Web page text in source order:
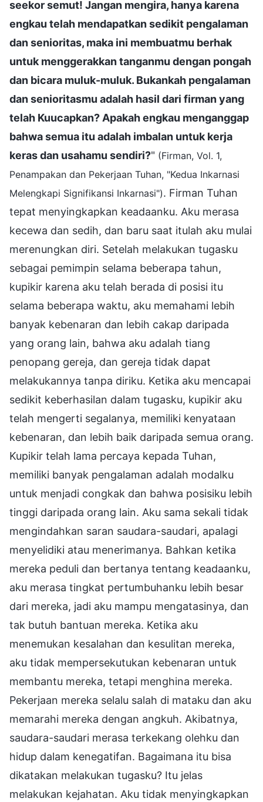
seekor semut! Jangan mengira, hanya karena
engkau telah mendapatkan sedikit pengalaman
dan senioritas, maka ini membuatmu berhak
untuk menggerakkan tanganmu dengan pongah
dan bicara muluk-muluk. Bukankah pengalaman
dan senioritasmu adalah hasil dari firman yang
telah Kuucapkan? Apakah engkau menganggap
bahwa semua itu adalah imbalan untuk kerja
keras dan usahamu sendiri?" (Firman, Vol. 1,
Penampakan dan Pekerjaan Tuhan, "Kedua Inkarnasi
Melengkapi Signifikansi Inkarnasi"). Firman Tuhan
tepat menyingkapkan keadaanku. Aku merasa
kecewa dan sedih, dan baru saat itulah aku mulai
merenungkan diri. Setelah melakukan tugasku
sebagai pemimpin selama beberapa tahun,
kupikir karena aku telah berada di posisi itu
selama beberapa waktu, aku memahami lebih
banyak kebenaran dan lebih cakap daripada
yang orang lain, bahwa aku adalah tiang
penopang gereja, dan gereja tidak dapat
melakukannya tanpa diriku. Ketika aku mencapai
sedikit keberhasilan dalam tugasku, kupikir aku
telah mengerti segalanya, memiliki kenyataan
kebenaran, dan lebih baik daripada semua orang.
Kupikir telah lama percaya kepada Tuhan,
memiliki banyak pengalaman adalah modalku
untuk menjadi congkak dan bahwa posisiku lebih
tinggi daripada orang lain. Aku sama sekali tidak
mengindahkan saran saudara-saudari, apalagi
menyelidiki atau menerimanya. Bahkan ketika
mereka peduli dan bertanya tentang keadaanku,
aku merasa tingkat pertumbuhanku lebih besar
dari mereka, jadi aku mampu mengatasinya, dan
tak butuh bantuan mereka. Ketika aku
menemukan kesalahan dan kesulitan mereka,
aku tidak mempersekutukan kebenaran untuk
membantu mereka, tetapi menghina mereka.
Pekerjaan mereka selalu salah di mataku dan aku
memarahi mereka dengan angkuh. Akibatnya,
saudara-saudari merasa terkekang olehku dan
hidup dalam kenegatifan. Bagaimana itu bisa
dikatakan melakukan tugasku? Itu jelas
melakukan kejahatan. Aku tidak menyingkapkan